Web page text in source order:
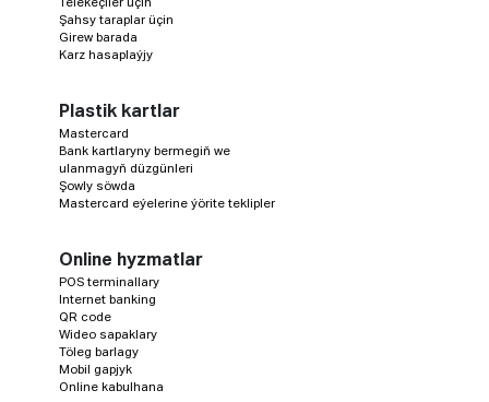
Şahsy taraplar üçin
Girew barada
Karz hasaplaýjy
Plastik kartlar
Mastercard
Bank kartlaryny bermegiň we
ulanmagyň düzgünleri
Şowly söwda
Mastercard eýelerine ýörite teklipler
Online hyzmatlar
POS terminallary
Internet banking
QR code
Wideo sapaklary
Töleg barlagy
Mobil gapjyk
Online kabulhana